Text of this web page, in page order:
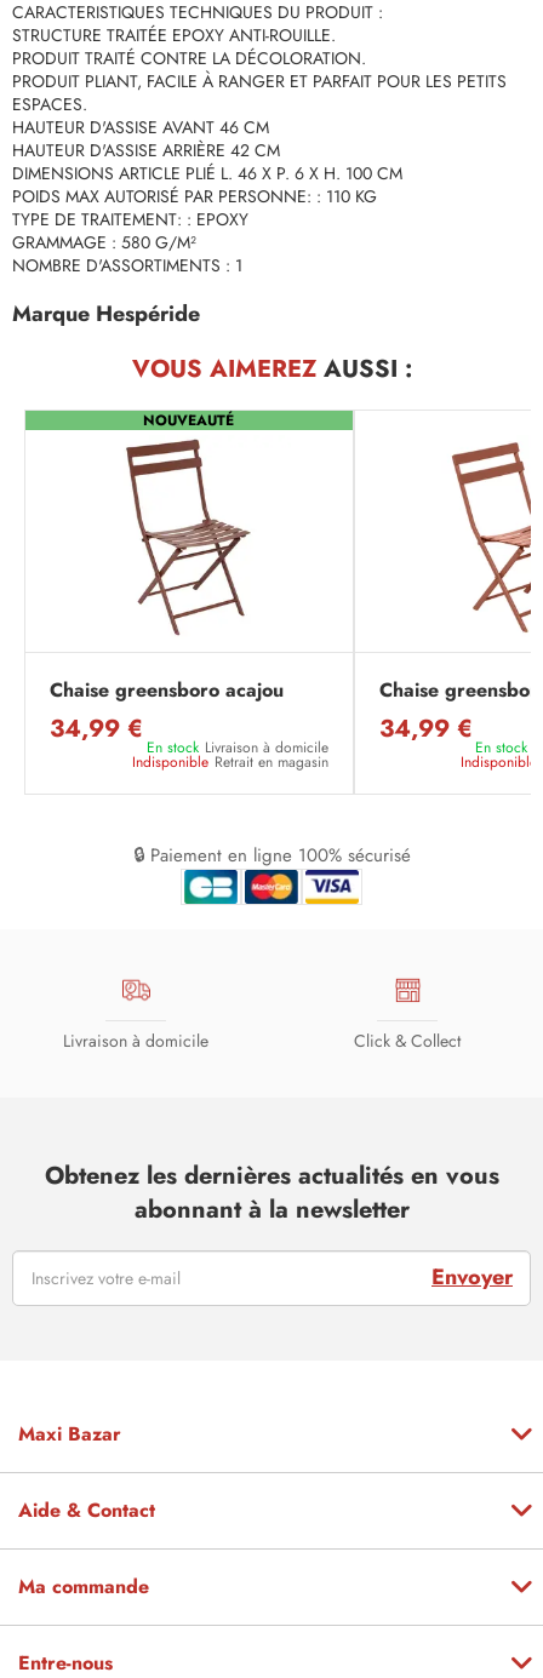
CARACTERISTIQUES TECHNIQUES DU PRODUIT :
STRUCTURE TRAITÉE EPOXY ANTI-ROUILLE.
PRODUIT TRAITÉ CONTRE LA DÉCOLORATION.
PRODUIT PLIANT, FACILE À RANGER ET PARFAIT POUR LES PETITS
ESPACES.
HAUTEUR D'ASSISE AVANT 46 CM
HAUTEUR D'ASSISE ARRIÈRE 42 CM
DIMENSIONS ARTICLE PLIÉ L. 46 X P. 6 X H. 100 CM
POIDS MAX AUTORISÉ PAR PERSONNE: : 110 KG
TYPE DE TRAITEMENT: : EPOXY
GRAMMAGE : 580 G/M²
NOMBRE D'ASSORTIMENTS : 1
Marque Hespéride
VOUS AIMEREZAUSSI :
NOUVEAUTÉ
Chaise greensboro acajou
34,99 €
En stock Livraison à domicile
Indisponible Retrait en magasin
Chaise
34,99 €
En stock
Indisponible
🔒 Paiement en ligne 100% sécurisé
Livraison à domicile Click & Collect
Obtenez les dernières actualités en vous
abonnant à la newsletter
Envoyer
Maxi Bazar
Aide & Contact
Ma commande
Entre-nous